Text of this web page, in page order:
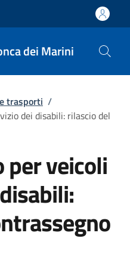
dei Marini
trasporti /
dei disabili: rilascio del
per veicoli